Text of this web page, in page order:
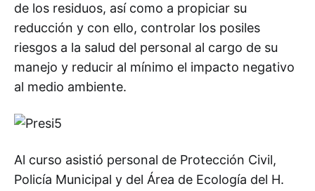
de los residuos, así como a propiciar su
reducción y con ello, controlar los posiles
riesgos a la salud del personal al cargo de su
manejo y reducir al mínimo el impacto negativo
al medio ambiente.
Al curso asistió personal de Protección Civil,
Policía Municipal y del Área de Ecología del H.